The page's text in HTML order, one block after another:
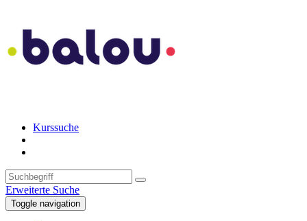
Kurssuche
Erweiterte Suche
Toggle navigation